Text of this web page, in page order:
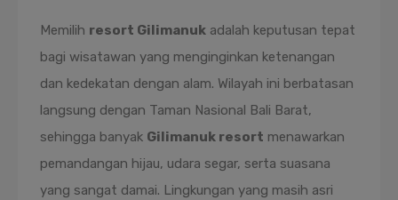
Memilih resort Gilimanuk adalah keputusan tepat
bagi wisatawan yang menginginkan ketenangan
dan kedekatan dengan alam. Wilayah ini berbatasan
langsung dengan Taman Nasional Bali Barat,
sehingga banyak Gilimanuk resort menawarkan
pemandangan hijau, udara segar, serta suasana
yang sangat damai. Lingkungan yang masih asri